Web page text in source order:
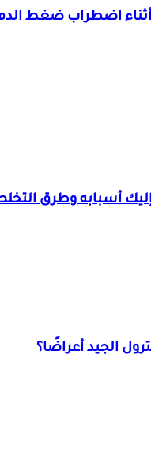
اضطراب ضغط
أسبابه وطرق
الجيد أعراضًا؟